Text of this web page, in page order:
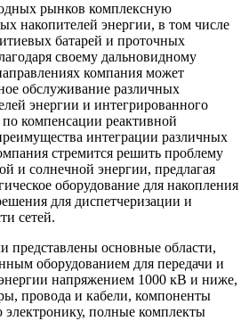
рынков комплексную
накопителей энергии, в том числе
батарей и проточных
своему дальновидному
компания может
обслуживание различных
энергии и интегрированного
компенсации реактивной
интеграции различных
стремится решить проблему
и солнечной энергии, предлагая
оборудование для накопления
для диспетчеризации и
сетей.
представлены основные области,
оборудованием для передачи и
напряжением 1000 кВ и ниже,
провода и кабели, компоненты
электронику, полные комплекты